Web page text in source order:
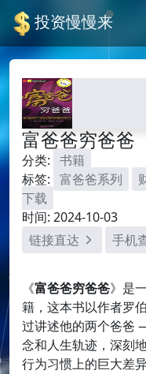
投资慢慢来
富爸爸穷爸爸
分类: 书籍
标签: 富爸爸系列
下载
时间: 2024-10-03
链接直达
手机
《富爸爸穷爸爸》是
籍，这本书以作者罗
过讲述他的两个爸爸
念和人生轨迹，深刻
行为习惯上的巨大差异